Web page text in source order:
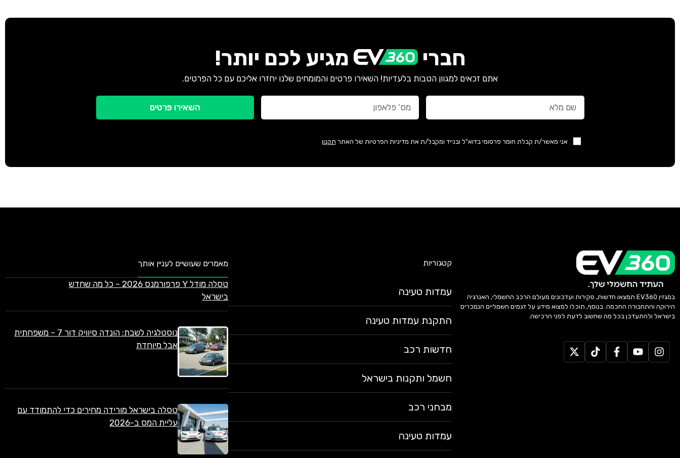
חברי מגיע לכם יותר!
אתם זכאים למגוון הטבות בלעדיות! השאירו פרטים והמומחים שלנו יחזרו אליכם עם כל הפרטים.
אני מאשר/ת קבלת חומר פרסומי בדוא"ל ובנייד ומקבל/ת את מדיניות הפרטיות של האתר תקנון
השאירו פרטים
במגזין EV360 תמצאו חדשות, סקירות ועדכונים מעולם הרכב החשמלי, האנרגיה
הירוקה והתחבורה החכמה. בנוסף, תוכלו למצוא מידע על דגמים חשמליים הנמכרים
בישראל ולהתעדכן בכל מה שחשוב לדעת לפני הרכישה.
קטגוריות
עמדות טעינה
התקנת עמדות טעינה
חדשות רכב
חשמל ותקנות בישראל
מבחני רכב
עמדות טעינה
מאמרים שעושיים לעניין אותך
טסלה מודל Y פרפורמנס 2026 – כל מה שחדש
בישראל
נוסטלגיה לשבת: הונדה סיוויק דור 7 – משפחתית
אבל מיוחדת
טסלה בישראל מורידה מחירים כדי להתמודד עם
עליית המס ב-2026